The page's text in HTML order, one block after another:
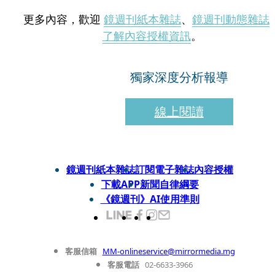
更多內容，歡迎 鏡週刊紙本雜誌、 鏡週刊動態雜誌
了解內容授權資訊。
獨家深度分析報導
線上閱讀
鏡週刊紙本雜誌訂閱電子雜誌內容授權
下載APP新聞自律綱要
《鏡週刊》AI使用準則
客服信箱 MM-onlineservice@mirrormedia.mg
客服電話 02-6633-3966